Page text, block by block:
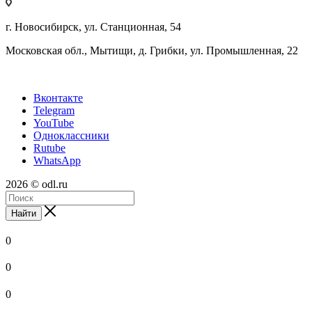
г. Новосибирск, ул. Станционная, 54
Московская обл., Мытищи, д. Грибки, ул. Промышленная, 22
Вконтакте
Telegram
YouTube
Одноклассники
Rutube
WhatsApp
2026 © odl.ru
Найти
0
0
0